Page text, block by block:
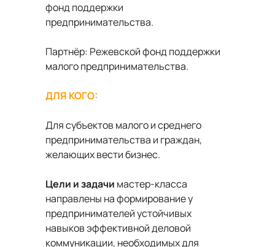
фонд поддержки
предпринимательства.
Партнёр: Режевской фонд поддержки
малого предпринимательства.
ДЛЯ КОГО:
Для субъектов малого и среднего
предпринимательства и граждан,
желающих вести бизнес.
Цели и задачи мастер-класса
направлены на формирование у
предпринимателей устойчивых
навыков эффективной деловой
коммуникации, необходимых для